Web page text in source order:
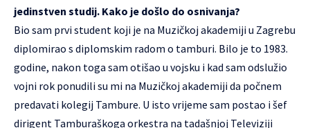
jedinstven studij. Kako je došlo do osnivanja?
Bio sam prvi student koji je na Muzičkoj akademiji u Zagrebu
diplomirao s diplomskim radom o tamburi. Bilo je to 1983.
godine, nakon toga sam otišao u vojsku i kad sam odslužio
vojni rok ponudili su mi na Muzičkoj akademiji da počnem
predavati kolegij Tambure. U isto vrijeme sam postao i šef
dirigent Tamburaškoga orkestra na tadašnjoj Televiziji